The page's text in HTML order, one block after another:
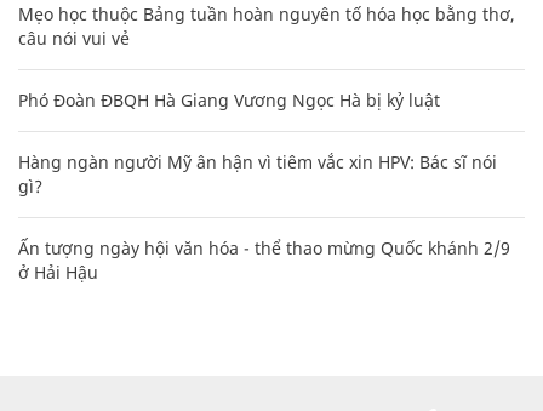
Mẹo học thuộc Bảng tuần hoàn nguyên tố hóa học bằng thơ,
câu nói vui vẻ
Phó Đoàn ĐBQH Hà Giang Vương Ngọc Hà bị kỷ luật
Hàng ngàn người Mỹ ân hận vì tiêm vắc xin HPV: Bác sĩ nói
gì?
Ấn tượng ngày hội văn hóa - thể thao mừng Quốc khánh 2/9
ở Hải Hậu